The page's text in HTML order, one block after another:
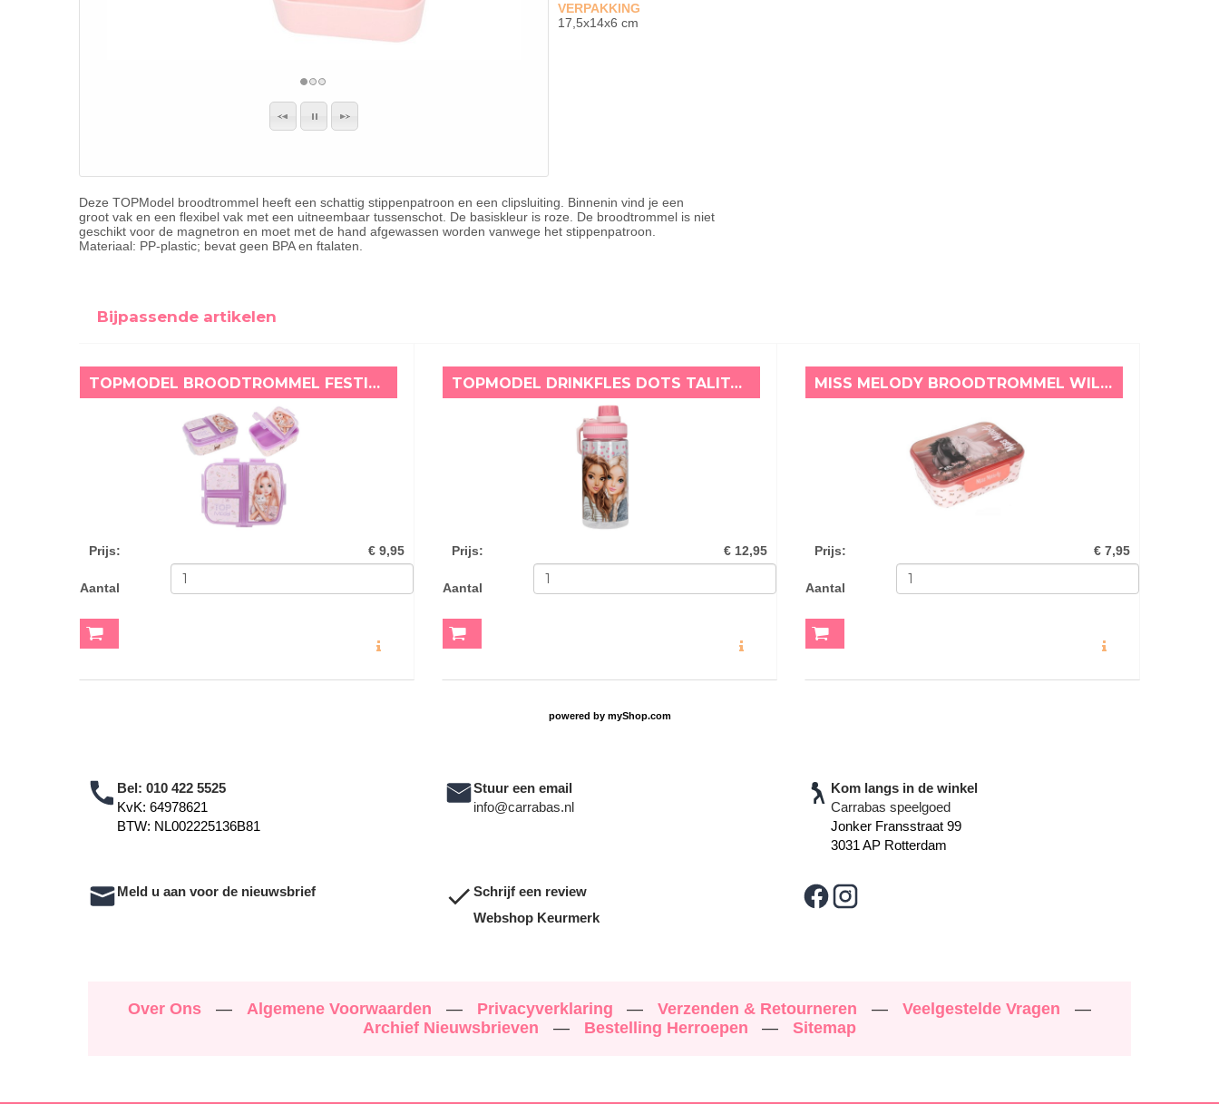
VERPAKKING
17,5x14x6 cm
Deze TOPModel broodtrommel heeft een schattig stippenpatroon en een clipsluiting. Binnenin vind je een
groot vak en een flexibel vak met een uitneembaar tussenschot. De basiskleur is roze. De broodtrommel is niet
geschikt voor de magnetron en moet met de hand afgewassen worden vanwege het stippenpatroon.
Materiaal: PP-plastic; bevat geen BPA en ftalaten.
Bijpassende artikelen
TOPMODEL BROODTROMMEL FESTIVAL FUN
Prijs: € 9,95
Aantal
TOPMODEL DRINKFLES DOTS TALITA & CANDY
Prijs: € 12,95
Aantal
MISS MELODY BROODTROMMEL WILD AND FREE
Prijs: € 7,95
Aantal
powered by myShop.com
Bel: 010 422 5525
KvK: 64978621
BTW: NL002225136B81
Stuur een email
info@carrabas.nl
Kom langs in de winkel
Carrabas speelgoed
Jonker Fransstraat 99
3031 AP Rotterdam
Meld u aan voor de nieuwsbrief
Schrijf een review
Webshop Keurmerk
Over Ons — Algemene Voorwaarden — Privacyverklaring — Verzenden & Retourneren — Veelgestelde Vragen
—
Archief Nieuwsbrieven
— Bestelling Herroepen — Sitemap